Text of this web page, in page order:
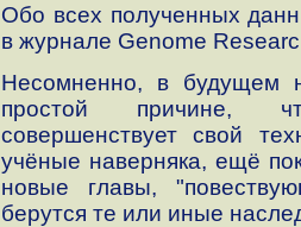
Обо всех полученных
в журнале Genome
Несомненно, в будущем
простой причине,
совершенствует свой
учёные наверняка, ещё
новые главы,
берутся те или иные